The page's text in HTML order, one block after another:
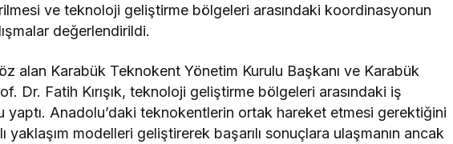
ve teknoloji geliştirme bölgeleri arasındaki koordinasyonun
değerlendirildi.
söz alan Karabük Teknokent Yönetim Kurulu Başkanı ve Karabük
Dr. Fatih Kırışık, teknoloji geliştirme bölgeleri arasındaki iş
yaptı. Anadolu’daki teknokentlerin ortak hareket etmesi gerektiğini
yaklaşım modelleri geliştirerek başarılı sonuçlara ulaşmanın ancak